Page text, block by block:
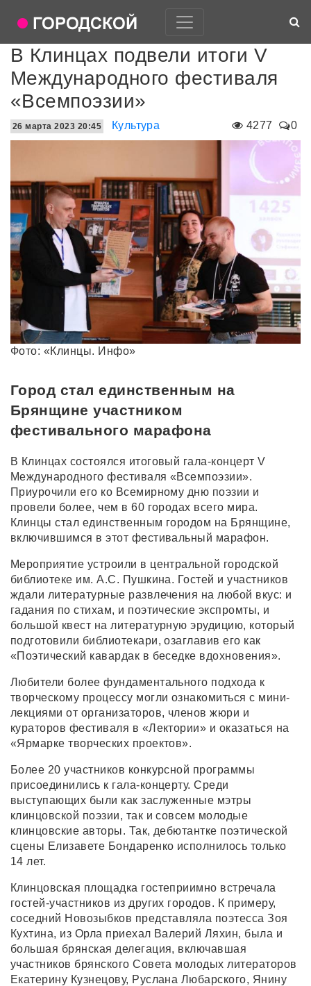
В Клинцах подвели итоги V
Международного фестиваля
«Всемпоэзии»
4277 0
26 марта 2023 20:45 Культура
Фото: «Клинцы. Инфо»
Город стал единственным на
Брянщине участником
фестивального марафона
В Клинцах состоялся итоговый гала-концерт V
Международного фестиваля «Всемпоэзии».
Приурочили его ко Всемирному дню поэзии и
провели более, чем в 60 городах всего мира.
Клинцы стал единственным городом на Брянщине,
включившимся в этот фестивальный марафон.
Мероприятие устроили в центральной городской
библиотеке им. А.С. Пушкина. Гостей и участников
ждали литературные развлечения на любой вкус: и
гадания по стихам, и поэтические экспромты, и
большой квест на литературную эрудицию, который
подготовили библиотекари, озаглавив его как
«Поэтический кавардак в беседке вдохновения».
Любители более фундаментального подхода к
творческому процессу могли ознакомиться с мини-
лекциями от организаторов, членов жюри и
кураторов фестиваля в «Лектории» и оказаться на
«Ярмарке творческих проектов».
Более 20 участников конкурсной программы
присоединились к гала-концерту. Среди
выступающих были как заслуженные мэтры
клинцовской поэзии, так и совсем молодые
клинцовские авторы. Так, дебютантке поэтической
сцены Елизавете Бондаренко исполнилось только
14 лет.
Клинцовская площадка гостеприимно встречала
гостей-участников из других городов. К примеру,
соседний Новозыбков представляла поэтесса Зоя
Кухтина, из Орла приехал Валерий Ляхин, была и
большая брянская делегация, включавшая
участников брянского Совета молодых литераторов
Екатерину Кузнецову, Руслана Любарского, Янину